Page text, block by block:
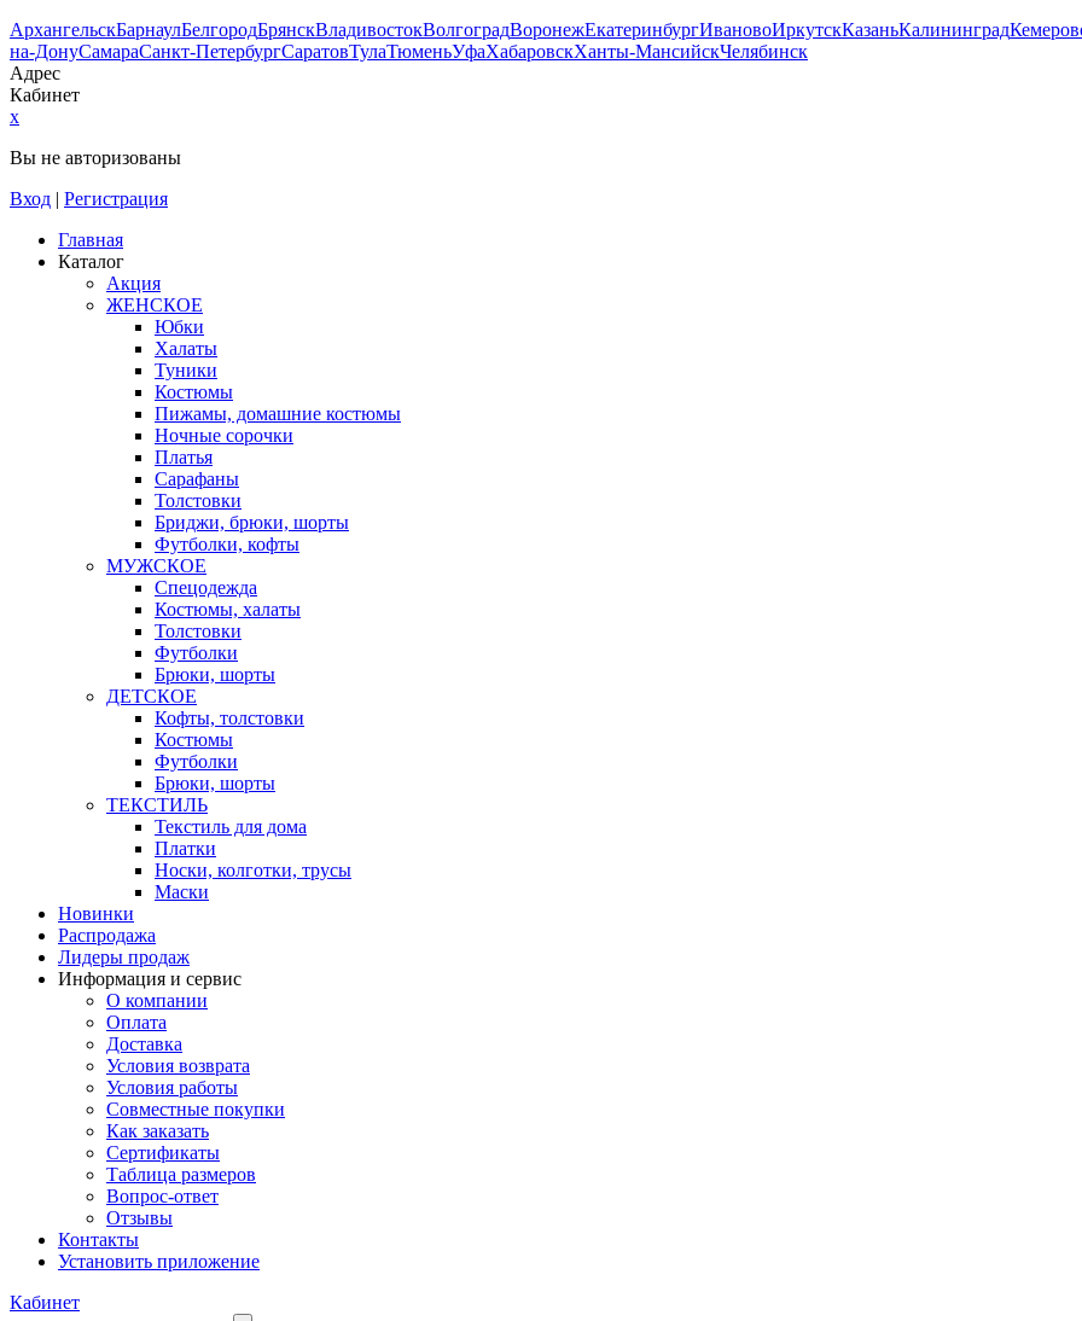
АрхангельскБарнаулБелгородБрянскВладивостокВолгоградВоронежЕкатеринбургИвановоИркутскКазаньКалининград
на-ДонуСамараСанкт-ПетербургСаратовТулаТюменьУфаХабаровскХанты-МансийскЧелябинск
Адрес
Кабинет
x
Вы не авторизованы
Вход | Регистрация
Главная
Каталог
Акция
ЖЕНСКОЕ
Юбки
Халаты
Туники
Костюмы
Пижамы, домашние костюмы
Ночные сорочки
Платья
Сарафаны
Толстовки
Бриджи, брюки, шорты
Футболки, кофты
МУЖСКОЕ
Спецодежда
Костюмы, халаты
Толстовки
Футболки
Брюки, шорты
ДЕТСКОЕ
Кофты, толстовки
Костюмы
Футболки
Брюки, шорты
ТЕКСТИЛЬ
Текстиль для дома
Платки
Носки, колготки, трусы
Маски
Новинки
Распродажа
Лидеры продаж
Информация и сервис
О компании
Оплата
Доставка
Условия возврата
Условия работы
Совместные покупки
Как заказать
Сертификаты
Таблица размеров
Вопрос-ответ
Отзывы
Контакты
Установить приложение
Кабинет